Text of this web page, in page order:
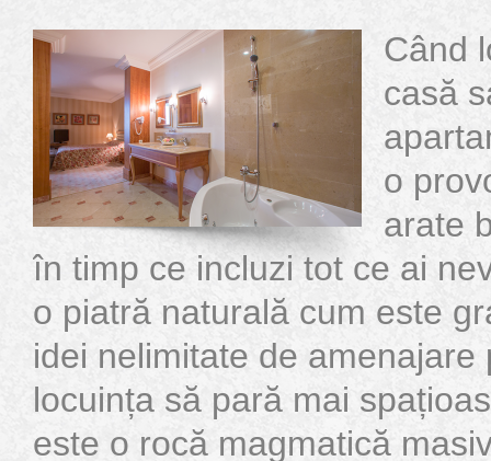
Când
casă
o
arate
în timp ce incluzi tot ce ai
o piatră naturală cum este
idei nelimitate de amenajare
locuința să pară mai
este o rocă magmatică